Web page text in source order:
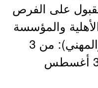
على الفرص
والمؤسسة
العامة للتدريب التقني والمهني): من 3
أغسطس 2026م إلى 31 أغسطس